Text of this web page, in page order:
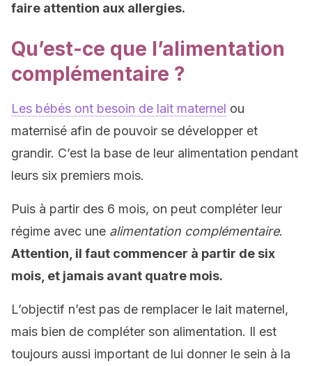
faire attention aux allergies.
Qu’est-ce que l’alimentation
complémentaire ?
Les bébés ont besoin de lait maternel ou
maternisé afin de pouvoir se développer et
grandir. C’est la base de leur alimentation pendant
leurs six premiers mois.
Puis à partir des 6 mois, on peut compléter leur
régime avec une alimentation complémentaire.
Attention, il faut commencer à partir de six
mois, et jamais avant quatre mois.
L’objectif n’est pas de remplacer le lait maternel,
mais bien de compléter son alimentation. Il est
toujours aussi important de lui donner le sein à la